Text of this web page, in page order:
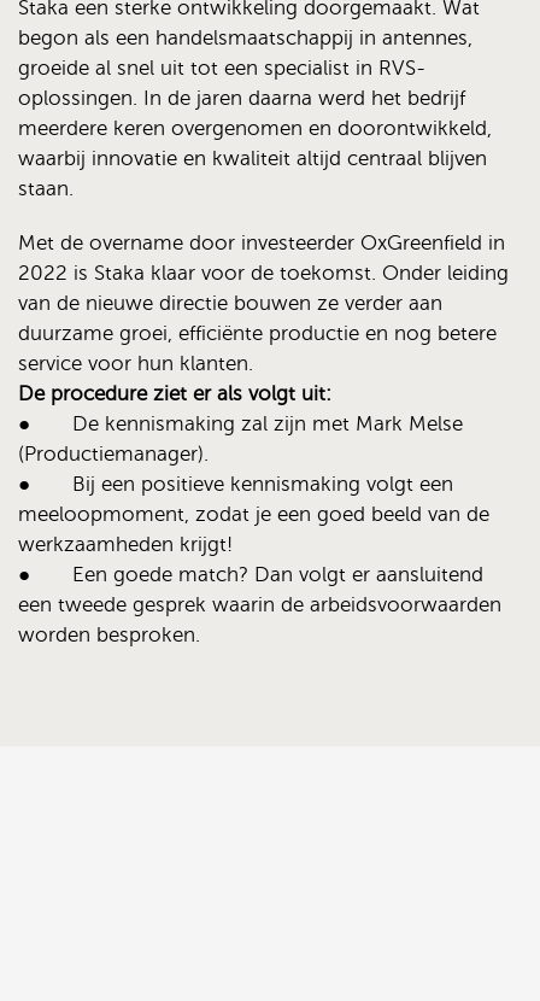
Staka een sterke ontwikkeling doorgemaakt. Wat
begon als een handelsmaatschappij in antennes,
groeide al snel uit tot een specialist in RVS-
oplossingen. In de jaren daarna werd het bedrijf
meerdere keren overgenomen en doorontwikkeld,
waarbij innovatie en kwaliteit altijd centraal blijven
staan.
Met de overname door investeerder OxGreenfield in
2022 is Staka klaar voor de toekomst. Onder leiding
van de nieuwe directie bouwen ze verder aan
duurzame groei, efficiënte productie en nog betere
service voor hun klanten.
De procedure ziet er als volgt uit:
● De kennismaking zal zijn met Mark Melse
(Productiemanager).
● Bij een positieve kennismaking volgt een
meeloopmoment, zodat je een goed beeld van de
werkzaamheden krijgt!
● Een goede match? Dan volgt er aansluitend
een tweede gesprek waarin de arbeidsvoorwaarden
worden besproken.